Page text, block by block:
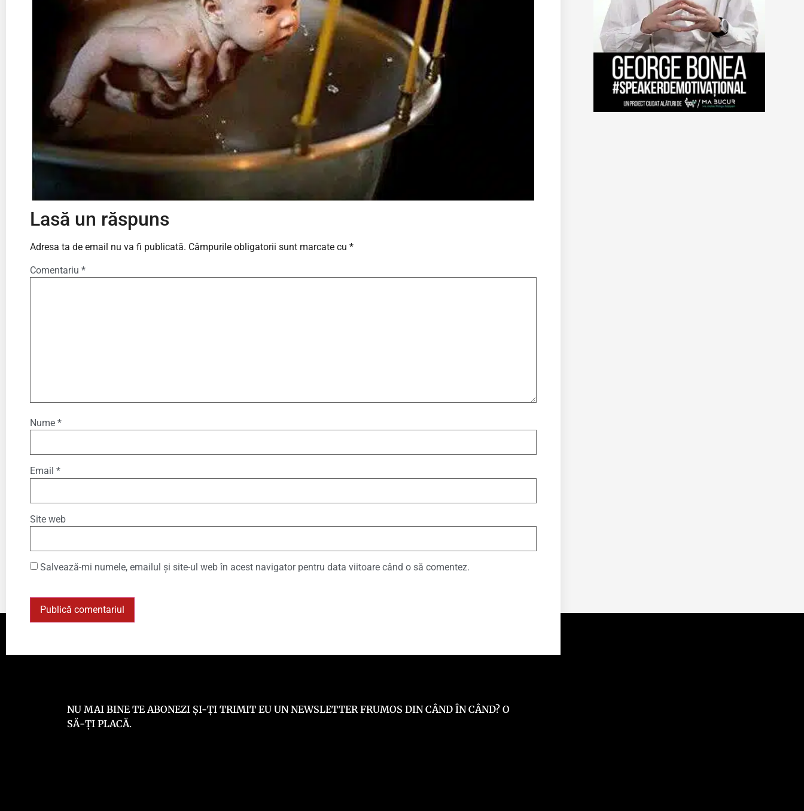
Lasă un răspuns
Adresa ta de email nu va fi publicată. Câmpurile obligatorii sunt marcate cu *
Comentariu *
Nume *
Email *
Site web
Salvează-mi numele, emailul și site-ul web în acest navigator pentru data viitoare când o să comentez.
NU MAI BINE TE ABONEZI ȘI-ȚI TRIMIT EU UN NEWSLETTER FRUMOS DIN CÂND ÎN CÂND? O
SĂ-ȚI PLACĂ.